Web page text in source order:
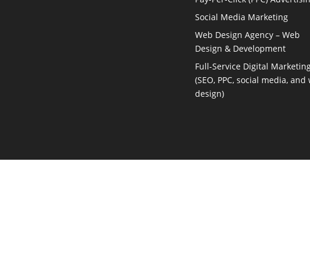
Social Media Marketing
Web Design Agency – Web
Design & Development
Full-Service Digital
(SEO, PPC, social media, and
design)